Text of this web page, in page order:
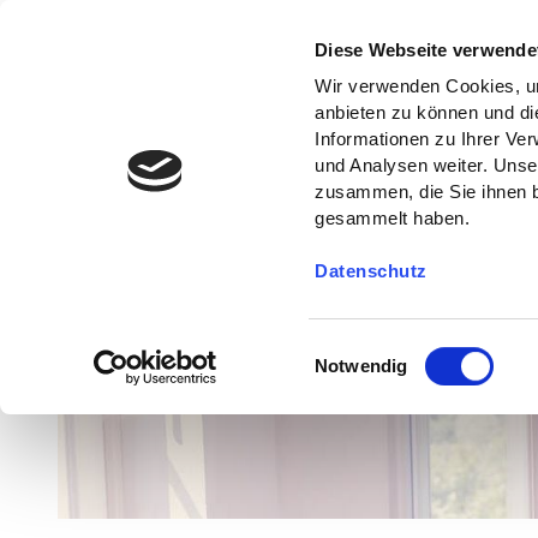
Diese Webseite
Wir verwenden Cookies,
anbieten zu können und
Informationen zu Ihrer
und Analysen weiter.
zusammen, die Sie ihnen
gesammelt haben.
Datenschutz
i
l
Notwendig